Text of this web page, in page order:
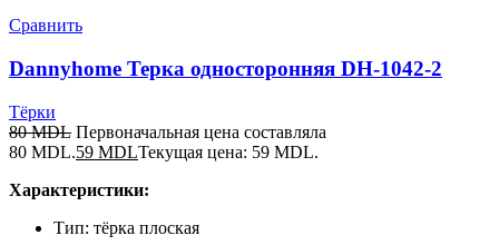
Сравнить
Dannyhome Терка односторонняя DH-1042-2
Тёрки
80MDL Первоначальная цена составляла
80 MDL.59 MDLТекущая цена: 59 MDL.
Характеристики:
Тип: тёрка плоская